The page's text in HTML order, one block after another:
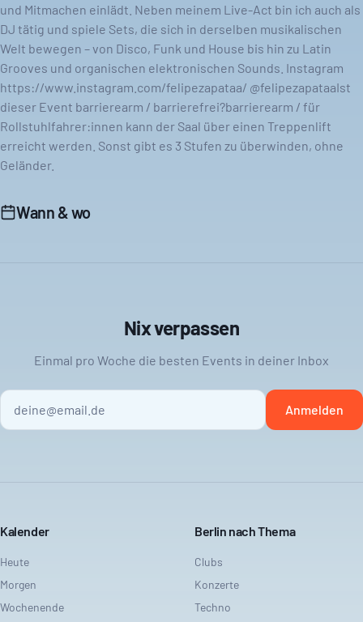
und Mitmachen einlädt. Neben meinem Live-Act bin ich auch als
DJ tätig und spiele Sets, die sich in derselben musikalischen
Welt bewegen – von Disco, Funk und House bis hin zu Latin
Grooves und organischen elektronischen Sounds. Instagram
https://www.instagram.com/felipezapataa/ @felipezapataaIst
dieser Event barrierearm / barrierefrei?barrierearm / für
Rollstuhlfahrer:innen kann der Saal über einen Treppenlift
erreicht werden. Sonst gibt es 3 Stufen zu überwinden, ohne
Geländer.
Wann & wo
Nix verpassen
Einmal pro Woche die besten Events in deiner Inbox
Anmelden
Kalender
Heute
Morgen
Wochenende
Berlin nach Thema
Clubs
Konzerte
Techno